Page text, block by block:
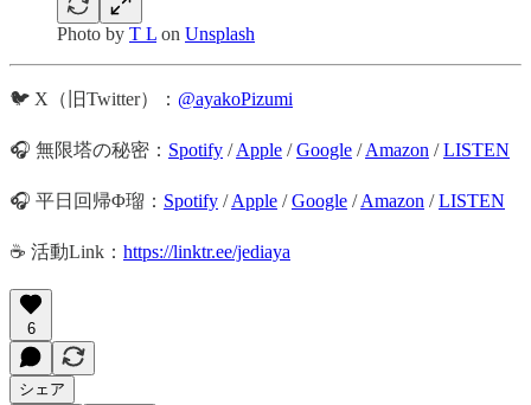
Photo by T L on Unsplash
🐦 X（旧Twitter）： @ayakoPizumi
🎧 無限塔の秘密： Spotify /Apple /Google /Amazon /LISTEN
🎧 平日回帰Φ瑠： Spotify /Apple /Google /Amazon /LISTEN
☕️ 活動Link： https://linktr.ee/jediaya
6
シェア